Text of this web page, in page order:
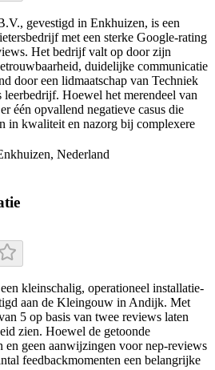
gevestigd in Enkhuizen, is een
met een sterke Google-rating
Het bedrijf valt op door zijn
duidelijke communicatie
door een lidmaatschap van Techniek
Hoewel het merendeel van
één opvallend negatieve casus die
in kwaliteit en nazorg bij complexere
Nederland
kleinschalig, operationeel installatie‑
aan de Kleingouw in Andijk. Met
5 op basis van twee reviews laten
zien. Hoewel de getoonde
en geen aanwijzingen voor nep‑reviews
feedbackmomenten een belangrijke